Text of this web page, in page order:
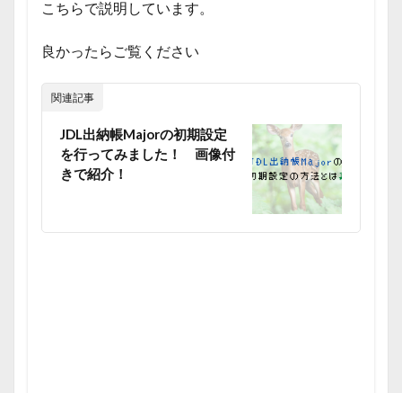
こちらで説明しています。
良かったらご覧ください
関連記事
JDL出納帳Majorの初期設定
を行ってみました！ 画像付
きで紹介！